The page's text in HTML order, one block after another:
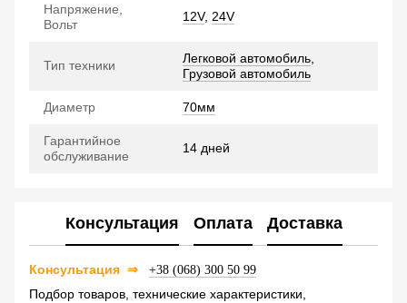
Напряжение,
Вольт
12V, 24V
Тип техники Легковой автомобиль
Грузовой автомобиль
Диаметр 70мм
Гарантийное
обслуживание
14 дней
Консультация Оплата Доставка
Консультация ⇒ +38 (068) 300 50 99
Подбор товаров, технические характеристики,